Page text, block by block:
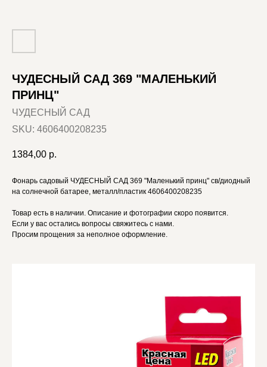
ЧУДЕСНЫЙ САД 369 "МАЛЕНЬКИЙ
ПРИНЦ"
ЧУДЕСНЫЙ САД
SKU: 4606400208235
1384,00 р.
Фонарь садовый ЧУДЕСНЫЙ САД 369 "Маленький принц" св/диодный
на солнечной батарее, металл/пластик 4606400208235
Товар есть в наличии. Описание и фотографии скоро появится.
Если у вас остались вопросы свяжитесь с нами.
Просим прощения за неполное оформление.